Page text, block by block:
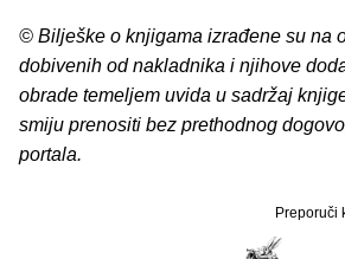
© Bilješke o knjigama izrađene su na
dobivenih od nakladnika i njihove
obrade temeljem uvida u sadržaj
smiju prenositi bez prethodnog
portala.
Preporuči